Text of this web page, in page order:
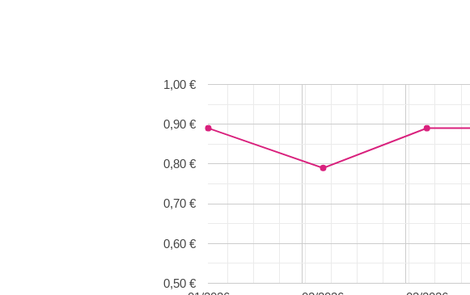
0,50 €
0,60 €
0,70 €
0,80 €
0,90 €
1,00 €